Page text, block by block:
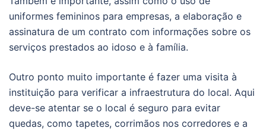
uniformes femininos para empresas, a elaboração e
assinatura de um contrato com informações sobre os
serviços prestados ao idoso e à família.
Outro ponto muito importante é fazer uma visita à
instituição para verificar a infraestrutura do local. Aqui
deve-se atentar se o local é seguro para evitar
quedas, como tapetes, corrimãos nos corredores e a